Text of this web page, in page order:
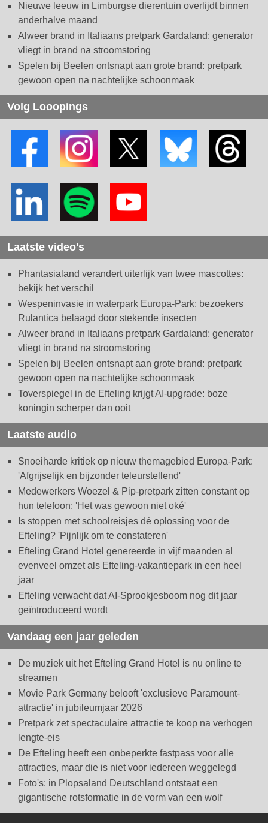
Nieuwe leeuw in Limburgse dierentuin overlijdt binnen
anderhalve maand
Alweer brand in Italiaans pretpark Gardaland: generator
vliegt in brand na stroomstoring
Spelen bij Beelen ontsnapt aan grote brand: pretpark
gewoon open na nachtelijke schoonmaak
Volg Looopings
Laatste video's
Phantasialand verandert uiterlijk van twee mascottes:
bekijk het verschil
Wespeninvasie in waterpark Europa-Park: bezoekers
Rulantica belaagd door stekende insecten
Alweer brand in Italiaans pretpark Gardaland: generator
vliegt in brand na stroomstoring
Spelen bij Beelen ontsnapt aan grote brand: pretpark
gewoon open na nachtelijke schoonmaak
Toverspiegel in de Efteling krijgt AI-upgrade: boze
koningin scherper dan ooit
Laatste audio
Snoeiharde kritiek op nieuw themagebied Europa-Park:
'Afgrijselijk en bijzonder teleurstellend'
Medewerkers Woezel & Pip-pretpark zitten constant op
hun telefoon: 'Het was gewoon niet oké'
Is stoppen met schoolreisjes dé oplossing voor de
Efteling? 'Pijnlijk om te constateren'
Efteling Grand Hotel genereerde in vijf maanden al
evenveel omzet als Efteling-vakantiepark in een heel
jaar
Efteling verwacht dat AI-Sprookjesboom nog dit jaar
geïntroduceerd wordt
Vandaag een jaar geleden
De muziek uit het Efteling Grand Hotel is nu online te
streamen
Movie Park Germany belooft 'exclusieve Paramount-
attractie' in jubileumjaar 2026
Pretpark zet spectaculaire attractie te koop na verhogen
lengte-eis
De Efteling heeft een onbeperkte fastpass voor alle
attracties, maar die is niet voor iedereen weggelegd
Foto's: in Plopsaland Deutschland ontstaat een
gigantische rotsformatie in de vorm van een wolf